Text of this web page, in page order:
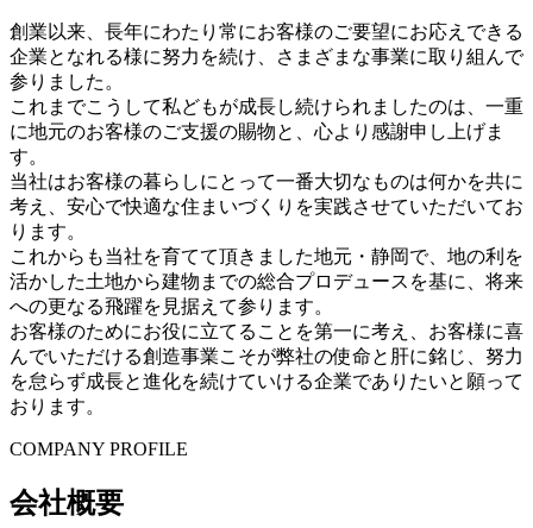
創業以来、長年にわたり常にお客様のご要望にお応えできる
企業となれる様に努力を続け、さまざまな事業に取り組んで
参りました。
これまでこうして私どもが成長し続けられましたのは、一重
に地元のお客様のご支援の賜物と、心より感謝申し上げま
す。
当社はお客様の暮らしにとって一番大切なものは何かを共に
考え、安心で快適な住まいづくりを実践させていただいてお
ります。
これからも当社を育てて頂きました地元・静岡で、地の利を
活かした土地から建物までの総合プロデュースを基に、将来
への更なる飛躍を見据えて参ります。
お客様のためにお役に立てることを第一に考え、お客様に喜
んでいただける創造事業こそが弊社の使命と肝に銘じ、努力
を怠らず成長と進化を続けていける企業でありたいと願って
おります。
COMPANY PROFILE
会社概要